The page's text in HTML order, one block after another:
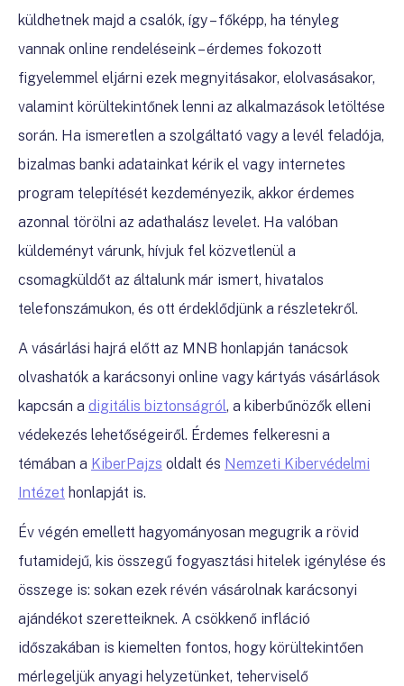
küldhetnek majd a csalók, így – főképp, ha tényleg
vannak online rendeléseink – érdemes fokozott
figyelemmel eljárni ezek megnyitásakor, elolvasásakor,
valamint körültekintőnek lenni az alkalmazások letöltése
során. Ha ismeretlen a szolgáltató vagy a levél feladója,
bizalmas banki adatainkat kérik el vagy internetes
program telepítését kezdeményezik, akkor érdemes
azonnal törölni az adathalász levelet. Ha valóban
küldeményt várunk, hívjuk fel közvetlenül a
csomagküldőt az általunk már ismert, hivatalos
telefonszámukon, és ott érdeklődjünk a részletekről.
A vásárlási hajrá előtt az MNB honlapján tanácsok
olvashatók a karácsonyi online vagy kártyás vásárlások
kapcsán a digitális biztonságról, a kiberbűnözők elleni
védekezés lehetőségeiről. Érdemes felkeresni a
témában a KiberPajzs oldalt és Nemzeti Kibervédelmi
Intézet honlapját is.
Év végén emellett hagyományosan megugrik a rövid
futamidejű, kis összegű fogyasztási hitelek igénylése és
összege is: sokan ezek révén vásárolnak karácsonyi
ajándékot szeretteiknek. A csökkenő infláció
időszakában is kiemelten fontos, hogy körültekintően
mérlegeljük anyagi helyzetünket, teherviselő